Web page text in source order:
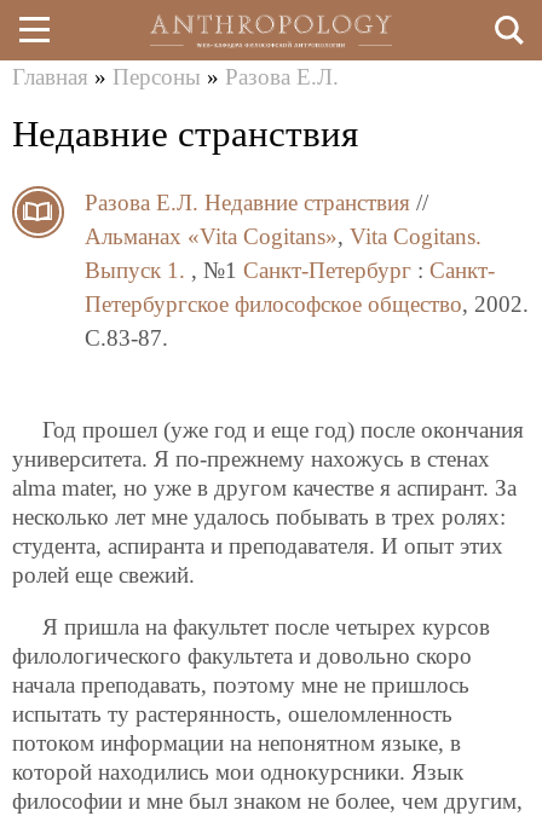
Перейти
к
содержанию
здесь
Главная » Персоны » Разова Е.Л.
Недавние странствия
Разова Е.Л. Недавние странствия //
Альманах «Vita Cogitans», Vita Cogitans.
Выпуск 1. , №1 Санкт-Петербург : Санкт-
Петербургское философское общество, 2002.
C.83-87.
Год прошел (уже год и еще год) после окончания
университета. Я по-прежнему нахожусь в стенах
alma mater, но уже в другом качестве я аспирант. За
несколько лет мне удалось побывать в трех ролях:
студента, аспиранта и преподавателя. И опыт этих
ролей еще свежий.
Я пришла на факультет после четырех курсов
филологического факультета и довольно скоро
начала преподавать, поэтому мне не пришлось
испытать ту растерянность, ошеломленность
потоком информации на непонятном языке, в
которой находились мои однокурсники. Язык
философии и мне был знаком не более, чем другим,